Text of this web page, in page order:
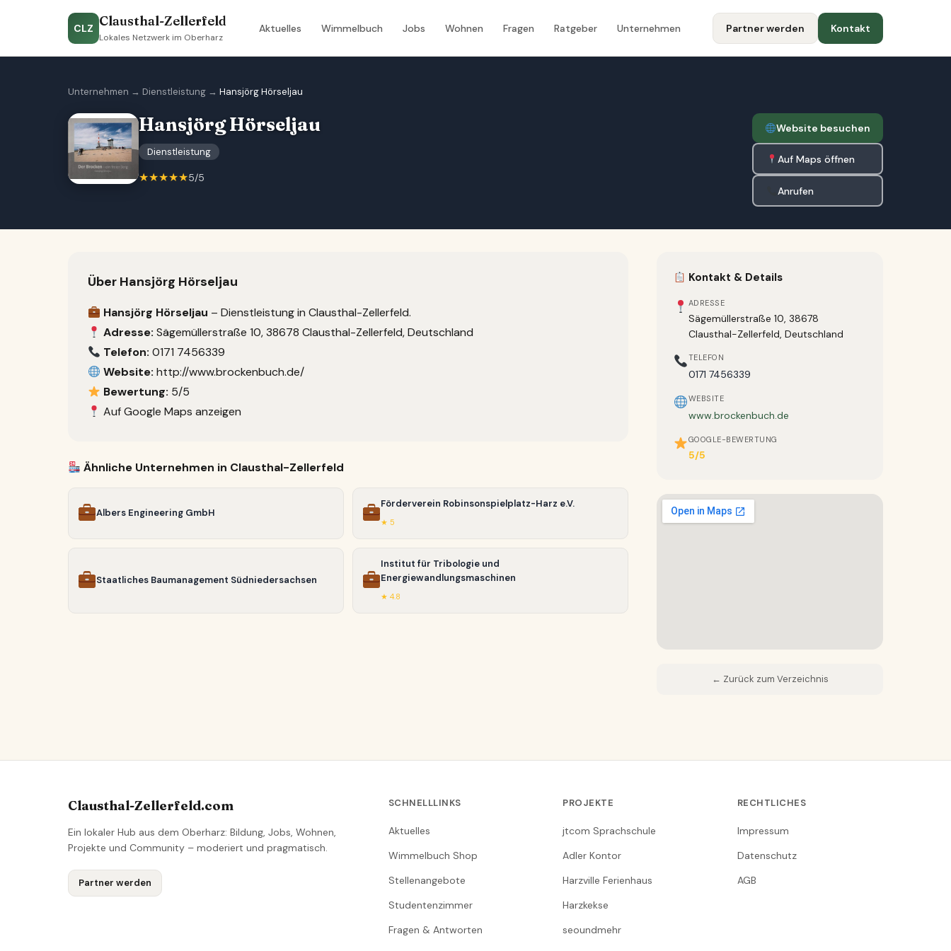
CLZ Clausthal-Zellerfeld
Lokales Netzwerk im Oberharz
Aktuelles Wimmelbuch Jobs Wohnen Fragen Ratgeber Unternehmen Partner werden Kontakt
Unternehmen → Dienstleistung → Hansjörg Hörseljau
Hansjörg Hörseljau
Dienstleistung
★★★★★5/5
Website besuchen
Auf Maps öffnen
Anrufen
Über Hansjörg Hörseljau
Hansjörg Hörseljau – Dienstleistung in Clausthal-Zellerfeld.
Adresse: Sägemüllerstraße 10, 38678 Clausthal-Zellerfeld, Deutschland
Telefon: 0171 7456339
Website: http://www.brockenbuch.de/
Bewertung: 5/5
Auf Google Maps anzeigen
Ähnliche Unternehmen in Clausthal-Zellerfeld
Albers Engineering GmbH
Förderverein Robinsonspielplatz-Harz e.V.
★ 5
Staatliches Baumanagement Südniedersachsen
Institut für Tribologie und
Energiewandlungsmaschinen
★ 4.8
Kontakt & Details
ADRESSE
Sägemüllerstraße 10, 38678
Clausthal-Zellerfeld, Deutschland
TELEFON
0171 7456339
WEBSITE
www.brockenbuch.de
GOOGLE-BEWERTUNG
5/5
← Zurück zum Verzeichnis
Clausthal-Zellerfeld.com
Ein lokaler Hub aus dem Oberharz: Bildung, Jobs, Wohnen,
Projekte und Community – moderiert und pragmatisch.
Partner werden
SCHNELLLINKS
Aktuelles
Wimmelbuch Shop
Stellenangebote
Studentenzimmer
Fragen & Antworten
PROJEKTE
jtcom Sprachschule
Adler Kontor
Harzville Ferienhaus
Harzkekse
seoundmehr
RECHTLICHES
Impressum
Datenschutz
AGB